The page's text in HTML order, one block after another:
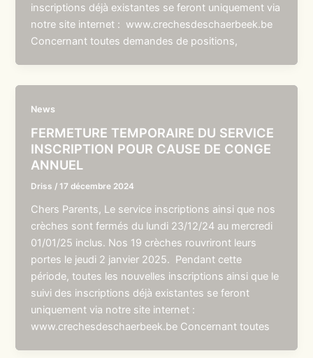
inscriptions déjà existantes se feront uniquement via
notre site internet : www.crechesdeschaerbeek.be
Concernant toutes demandes de positions,
News
FERMETURE TEMPORAIRE DU SERVICE
INSCRIPTION POUR CAUSE DE CONGE
ANNUEL
Driss /17 décembre 2024
Chers Parents, Le service inscriptions ainsi que nos
crèches sont fermés du lundi 23/12/24 au mercredi
01/01/25 inclus. Nos 19 crèches rouvriront leurs
portes le jeudi 2 janvier 2025. Pendant cette
période, toutes les nouvelles inscriptions ainsi que le
suivi des inscriptions déjà existantes se feront
uniquement via notre site internet :
www.crechesdeschaerbeek.be Concernant toutes